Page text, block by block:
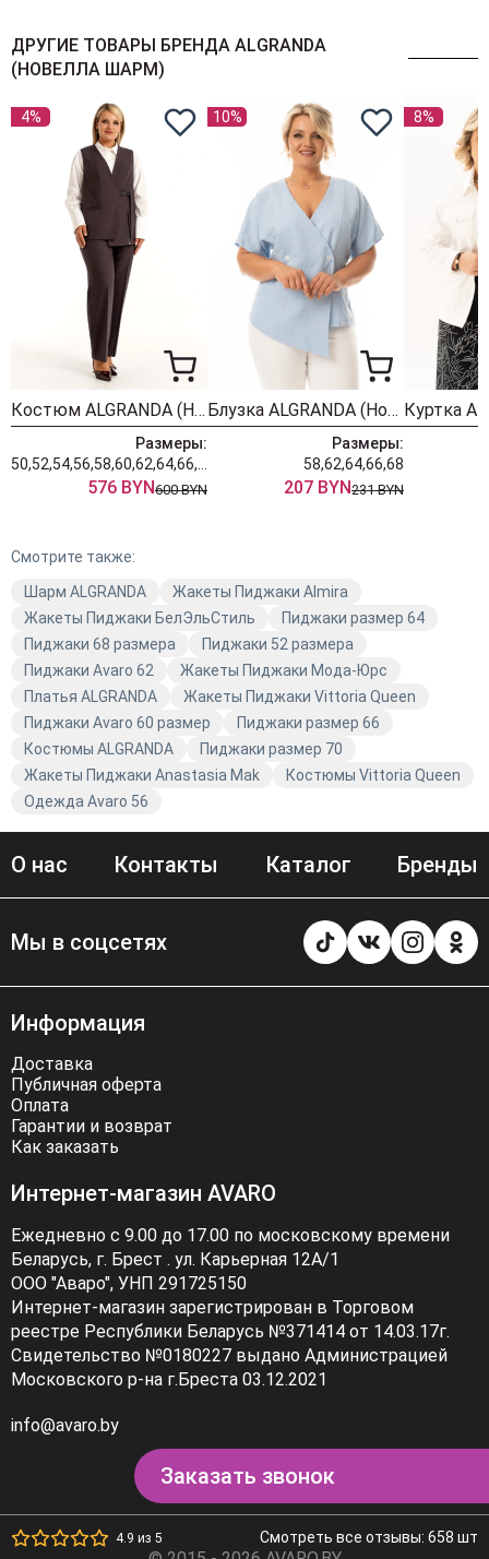
ДРУГИЕ ТОВАРЫ БРЕНДА ALGRANDA
(НОВЕЛЛА ШАРМ)
4%
Костюм ALGRANDA (Новелла Шарм) 4171
Размеры:
576 BYN600 BYN
10%
Блузка ALGRANDA (Новелла Шарм) 4159-8
Размеры:
58,62,64,66,68
207 BYN231 BYN
8%
Смотрите также:
Шарм ALGRANDA
Жакеты Пиджаки Almira
Жакеты Пиджаки БелЭльСтиль
Пиджаки размер 64
Пиджаки 68 размера
Пиджаки 52 размера
Пиджаки Avaro 62
Жакеты Пиджаки Мода-Юрс
Платья ALGRANDA
Жакеты Пиджаки Vittoria Queen
Пиджаки Avaro 60 размер
Пиджаки размер 66
Костюмы ALGRANDA
Пиджаки размер 70
Жакеты Пиджаки Anastasia Mak
Костюмы Vittoria Queen
Одежда Avaro 56
О нас Контакты Каталог Бренды
Мы в соцсетях
Информация
Доставка
Публичная оферта
Оплата
Гарантии и возврат
Как заказать
Интернет-магазин AVARO
Ежедневно с 9.00 до 17.00 по московскому времени
Беларусь, г. Брест . ул. Карьерная 12А/1
ООО "Аваро", УНП 291725150
Интернет-магазин зарегистрирован в Торговом
реестре Республики Беларусь №371414 от 14.03.17г.
Свидетельство №0180227 выдано Администрацией
Московского р-на г.Бреста 03.12.2021
info@avaro.by
Заказать звонок
4.9 из 5 Смотреть все отзывы: 658 шт